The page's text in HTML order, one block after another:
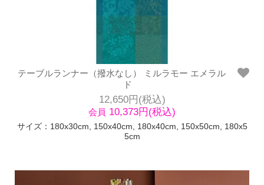
テーブルランナー（撥水なし） ミルラモー エメラル
ド
12,650円(税込)
会員 10,373円(税込)
サイズ：180x30cm, 150x40cm, 180x40cm, 150x50cm, 180x5
5cm